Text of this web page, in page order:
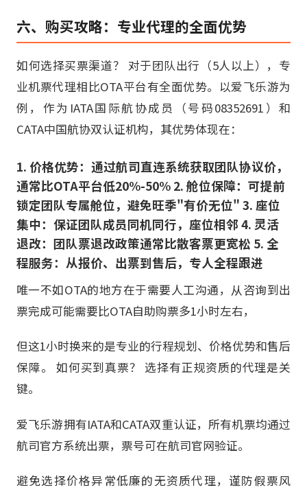
六、购买攻略：专业代理的全面优势
如何选择买票渠道？ 对于团队出行（5人以上），专
业机票代理相比OTA平台有全面优势。以爱飞乐游为
例，作为IATA国际航协成员（号码08352691）和
CATA中国航协双认证机构，其优势体现在：
1. 价格优势：通过航司直连系统获取团队协议价，
通常比OTA平台低20%-50% 2. 舱位保障：可提前
锁定团队专属舱位，避免旺季"有价无位" 3. 座位
集中：保证团队成员同机同行，座位相邻 4. 灵活
退改：团队票退改政策通常比散客票更宽松 5. 全
程服务：从报价、出票到售后，专人全程跟进
唯一不如OTA的地方在于需要人工沟通，从咨询到出
票完成可能需要比OTA自助购票多1小时左右，
但这1小时换来的是专业的行程规划、价格优势和售后
保障。 如何买到真票？ 选择有正规资质的代理是关
键。
爱飞乐游拥有IATA和CATA双重认证，所有机票均通过
航司官方系统出票，票号可在航司官网验证。
避免选择价格异常低廉的无资质代理，谨防假票风